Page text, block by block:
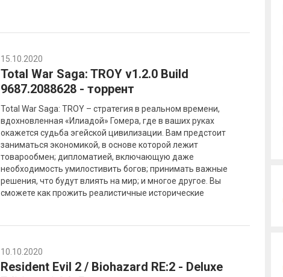
15.10.2020
Total War Saga: TROY v1.2.0 Build
9687.2088628 - торрент
Total War Saga: TROY – стратегия в реальном времени,
вдохновленная «Илиадой» Гомера, где в ваших руках
окажется судьба эгейской цивилизации. Вам предстоит
заниматься экономикой, в основе которой лежит
товарообмен; дипломатией, включающую даже
необходимость умилостивить богов; принимать важные
решения, что будут влиять на мир; и многое другое. Вы
сможете как прожить реалистичные исторические
10.10.2020
Resident Evil 2 / Biohazard RE:2 - Deluxe